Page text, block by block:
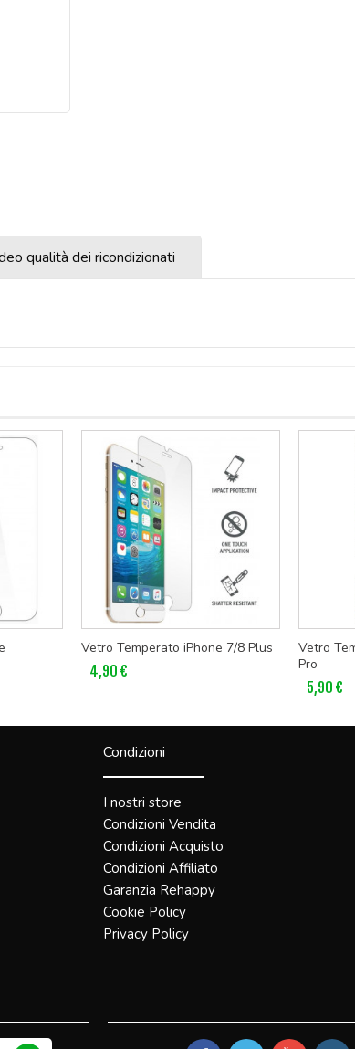
qualità dei ricondizionati
Vetro Temperato iPhone 7/8 Plus
4,90 €
Vetro
Pro
5,90 €
Condizioni
I nostri store
Condizioni Vendita
Condizioni Acquisto
Condizioni Affiliato
Garanzia Rehappy
Cookie Policy
Privacy Policy